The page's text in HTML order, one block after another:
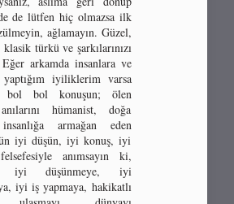
de lütfen hiç olmazsa ilk
ağlamayın. Güzel,
türkü ve şarkılarınızı
arkamda insanlara ve
yaptığım iyiliklerim varsa
bol bol konuşun; ölen
hümanist, doğa
armağan eden
iyi düşün, iyi konuş, iyi
anımsayın ki,
iyi düşünmeye, iyi
iyi iş yapmaya, hakikatlı